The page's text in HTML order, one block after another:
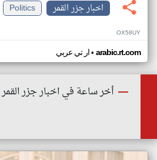
اخبار جزر القمر
Politics
OX58UY
ار تي عربي• arabic.rt.com
أخر ساعة في اخبار جزر القمر